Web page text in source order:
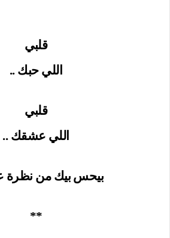
قلبي
اللي حبك ..
قلبي
اللي عشقك ..
بيحس بيك من نظرة
**